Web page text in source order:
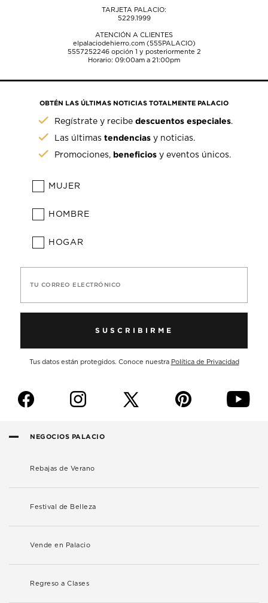
TARJETA PALACIO:
5229.1999
ATENCIÓN A CLIENTES
elpalaciodehierro.com (555PALACIO)
5557252246opción 1 y posteriormente 2
Horario: 09:00am a 21:00pm
OBTÉN LAS ÚLTIMAS NOTICIAS TOTALMENTE PALACIO
Regístrate y recibedescuentos especiales.
Las últimastendencias y noticias.
Promociones, beneficios y eventos únicos.
MUJER
HOMBRE
HOGAR
TU CORREO ELECTRÓNICO
SUSCRIBIRME
Tus datos están protegidos. Conoce nuestra Política de Privacidad
f i p y
NEGOCIOS PALACIO
Rebajas de Verano
Festival de Belleza
Vende en Palacio
Regreso a Clases